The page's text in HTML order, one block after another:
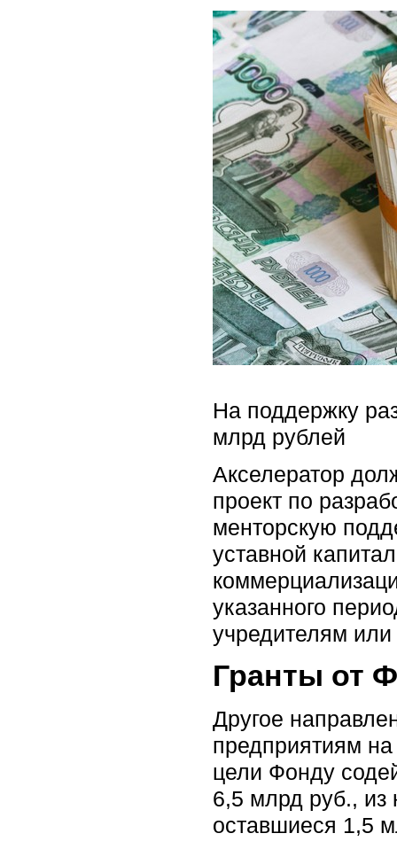
На поддержку
млрд рублей
Акселератор
проект по
менторскую
уставной
указанного
учредителям
Гранты от
Другое
предприятиям
цели Фонду
6,5 млрд руб., из
оставшиеся 1,5